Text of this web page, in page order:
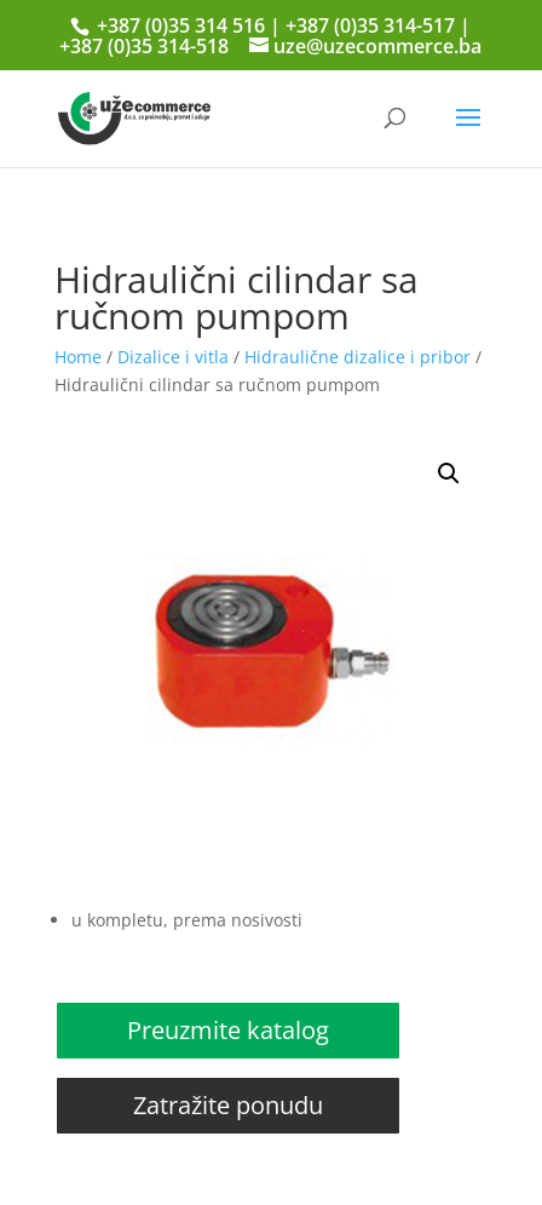
+387 (0)35 314 516 | +387 (0)35 314-517 |
+387 (0)35 314-518 uze@uzecommerce.ba
Hidraulični cilindar sa
ručnom pumpom
Home/ Dizalice i vitla / Hidraulične dizalice i pribor/
Hidraulični cilindar sa ručnom pumpom
u kompletu, prema nosivosti
Preuzmite katalog
Zatražite ponudu